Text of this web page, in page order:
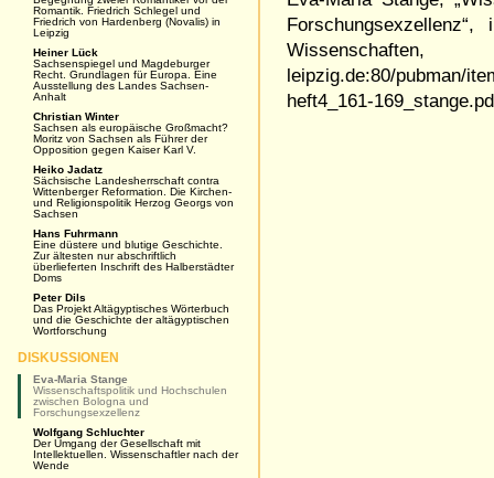
Forschungsexzellenz“,
Wissenschaften
leipzig.de:80/pubman/
heft4_161-
Romantik. Friedrich Schlegel und
Friedrich von Hardenberg (Novalis) in
Leipzig
Heiner Lück
Sachsenspiegel und Magdeburger
Recht. Grundlagen für Europa. Eine
Ausstellung des Landes Sachsen-
Anhalt
Christian Winter
Sachsen als europäische Großmacht?
Moritz von Sachsen als Führer der
Opposition gegen Kaiser Karl V.
Heiko Jadatz
Sächsische Landesherrschaft contra
Wittenberger Reformation. Die Kirchen-
und Religionspolitik Herzog Georgs von
Sachsen
Hans Fuhrmann
Eine düstere und blutige Geschichte.
Zur ältesten nur abschriftlich
überlieferten Inschrift des Halberstädter
Doms
Peter Dils
Das Projekt Altägyptisches Wörterbuch
und die Geschichte der altägyptischen
Wortforschung
DISKUSSIONEN
Eva-Maria Stange
Wissenschaftspolitik und Hochschulen
zwischen Bologna und
Forschungsexzellenz
Wolfgang Schluchter
Der Umgang der Gesellschaft mit
Intellektuellen. Wissenschaftler nach der
Wende